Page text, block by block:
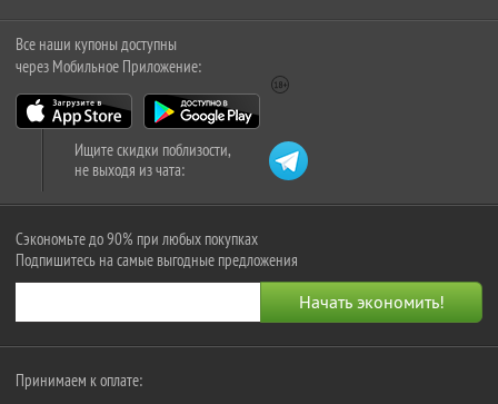
Все наши купоны доступны
через Мобильное Приложение:
Ищите скидки поблизости,
не выходя из чата:
Сэкономьте до 90% при любых покупках
Подпишитесь на самые выгодные предложения
Принимаем к оплате: